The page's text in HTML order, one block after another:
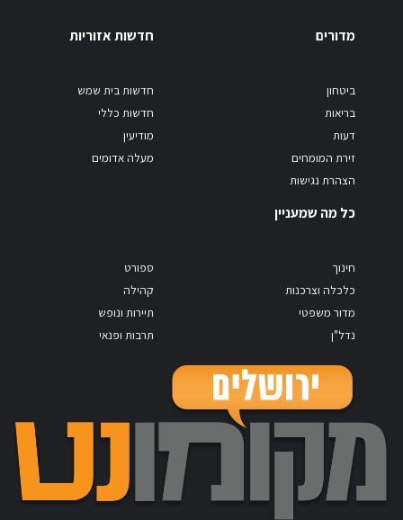
מדורים
ביטחון
בריאות
דעות
זירת המומחים
הצהרת נגישות
חדשות אזוריות
חדשות בית שמש
חדשות כללי
מודיעין
מעלה אדומים
כל מה שמעניין
חינוך
כלכלה וצרכנות
מדור משפטי
נדל"ן
ספורט
קהילה
תיירות ונופש
תרבות ופנאי